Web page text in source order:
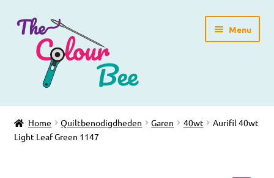
Ga
door
navigatie
Ga
direct
inhoud
Menu
Home
Winkelpagina
Home Quiltbenodigdheden Garen 40wt
Aurifil 40wt
Light Leaf Green 1147